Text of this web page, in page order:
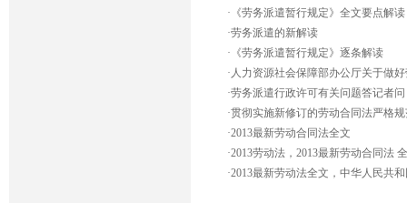
· 《劳务派遣暂行规定》全文要点解读
·劳务派遣的新解读
· 《劳务派遣暂行规定》逐条解读
· 人力资源社会保障部办公厅关于做
·劳务派遣行政许可有关问题答记者问
·贯彻实施新修订的劳动合同法严格
·2013最新劳动合同法全文
·2013劳动法，2013最新劳动合同法
·2013最新劳动法全文，中华人民共